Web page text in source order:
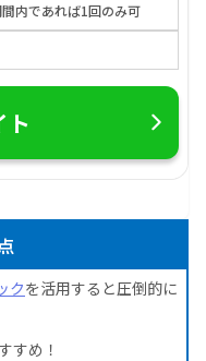
内であれば1回のみ可
ト
クを活用すると圧倒的に
すめ！